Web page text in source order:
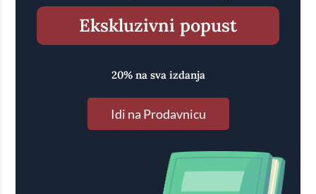
Ekskluzivni popust
20% na sva izdanja
Idi na Prodavnicu